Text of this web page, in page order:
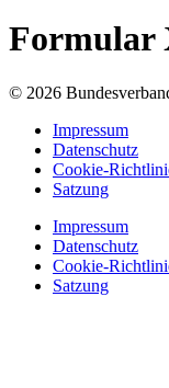
Formular
© 2026
Impressum
Datenschutz
Cookie-
Satzung
Impressum
Datenschutz
Cookie-
Satzung